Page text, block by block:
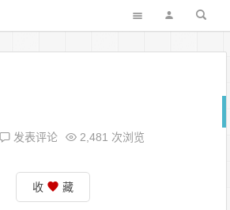
发表评论 2,481 次浏览
收 藏